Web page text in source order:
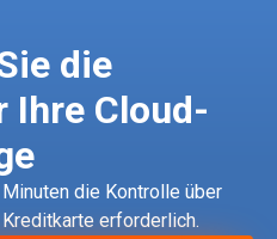
die
Ihre Cloud-
die Kontrolle über
erforderlich.